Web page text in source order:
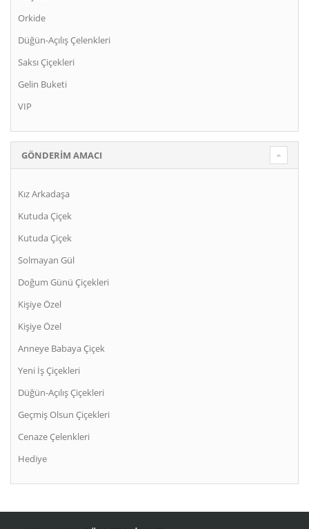
Orkide
Düğün-Açılış Çelenkleri
Saksı Çiçekleri
Gelin Buketi
VIP
GÖNDERIM AMACI
Kız Arkadaşa
Kutuda Çiçek
Kutuda Çiçek
Solmayan Gül
Doğum Günü Çiçekleri
Kişiye Özel
Kişiye Özel
Anneye Babaya Çiçek
Yeni İş Çiçekleri
Düğün-Açılış Çiçekleri
Geçmiş Olsun Çiçekleri
Cenaze Çelenkleri
Hediye